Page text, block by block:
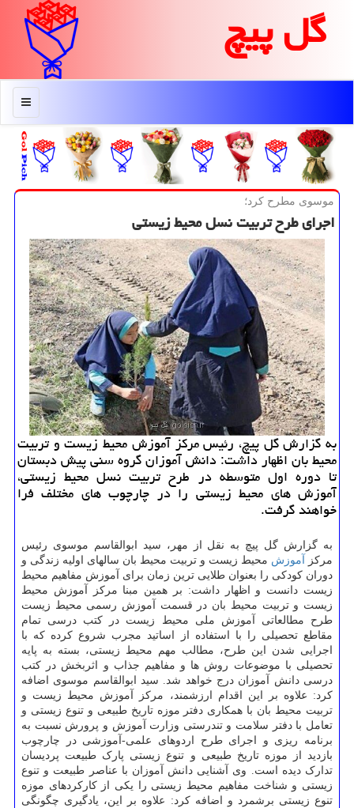
گل پیچ
منو
موسوی مطرح كرد؛
اجرای طرح تربیت نسل محیط زیستی
به گزارش گل پیچ، رئیس مرکز آموزش محیط زیست و تربیت
محیط بان اظهار داشت: دانش آموزان گروه سنی پیش دبستان
تا دوره اول متوسطه در طرح تربیت نسل محیط زیستی،
آموزش های محیط زیستی را در چارچوب های مختلف فرا
خواهند گرفت.
به گزارش گل پیچ به نقل از مهر، سید ابوالقاسم موسوی رئیس
مرکز
آموزش محیط زیست و تربیت محیط بان سالهای اولیه زندگی و
دوران کودکی را بعنوان طلایی ترین زمان برای آموزش مفاهیم محیط
زیست دانست و اظهار داشت: بر همین مبنا مرکز آموزش محیط
زیست و تربیت محیط بان در قسمت آموزش رسمی محیط زیست
طرح مطالعاتی آموزش ملی محیط زیست در کتب درسی تمام
مقاطع تحصیلی را با استفاده از اساتید مجرب شروع کرده که با
اجرایی شدن این طرح، مطالب مهم محیط زیستی، بسته به پایه
تحصیلی با موضوعات روش ها و مفاهیم جذاب و اثربخش در کتب
درسی دانش آموزان درج خواهد شد. سید ابوالقاسم موسوی اضافه
کرد: علاوه بر این اقدام ارزشمند، مرکز آموزش محیط زیست و
تربیت محیط بان با همکاری دفتر موزه تاریخ طبیعی و تنوع زیستی و
تعامل با دفتر سلامت و تندرستی وزارت آموزش و پرورش نسبت به
برنامه ریزی و اجرای طرح اردوهای علمی-آموزشی در چارچوب
بازدید از موزه تاریخ طبیعی و تنوع زیستی پارک طبیعت پردیسان
تدارک دیده است. وی آشنایی دانش آموزان با عناصر طبیعت و تنوع
زیستی و شناخت مفاهیم محیط زیستی را یکی از کارکردهای موزه
تنوع زیستی برشمرد و اضافه کرد: علاوه بر این، یادگیری چگونگی